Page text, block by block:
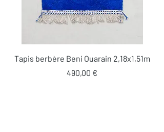
Tapis berbère Beni Ouarain 2,18x1,51m
Prix
490,00 €